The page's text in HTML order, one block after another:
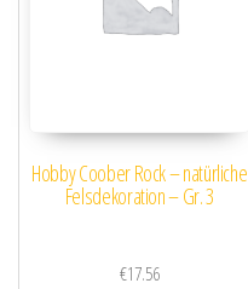
Hobby Coober Rock – natürliche
Felsdekoration – Gr. 3
€17.56